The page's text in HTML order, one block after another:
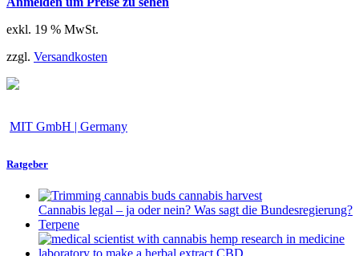
exkl. 19 % MwSt.
zzgl. Versandkosten
MIT GmbH | Germany
Ratgeber
Cannabis legal – ja oder nein? Was sagt die Bundesregierung?
Terpene